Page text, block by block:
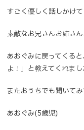
すごく優しく話しかけ
素敵なお兄さんお姉さ
あおぐみに戻ってくる
よ！」と教えてくれまし
またおうちでも聞いて
あおぐみ(5歳児)